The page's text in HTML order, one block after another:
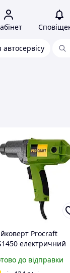
Procraft
електричний
та
до відправки